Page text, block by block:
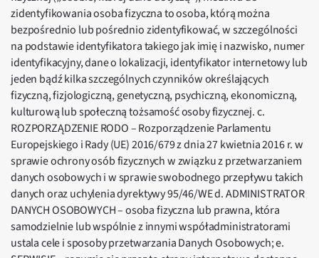
zidentyfikowania osoba fizyczna to osoba, którą można
bezpośrednio lub pośrednio zidentyfikować, w szczególności
na podstawie identyfikatora takiego jak imię i nazwisko, numer
identyfikacyjny, dane o lokalizacji, identyfikator internetowy lub
jeden bądź kilka szczególnych czynników określających
fizyczną, fizjologiczną, genetyczną, psychiczną, ekonomiczną,
kulturową lub społeczną tożsamość osoby fizycznej. c.
ROZPORZĄDZENIE RODO – Rozporządzenie Parlamentu
Europejskiego i Rady (UE) 2016/679 z dnia 27 kwietnia 2016 r. w
sprawie ochrony osób fizycznych w związku z przetwarzaniem
danych osobowych i w sprawie swobodnego przepływu takich
danych oraz uchylenia dyrektywy 95/46/WE d. ADMINISTRATOR
DANYCH OSOBOWYCH – osoba fizyczna lub prawna, która
samodzielnie lub wspólnie z innymi współadministratorami
ustala cele i sposoby przetwarzania Danych Osobowych; e.